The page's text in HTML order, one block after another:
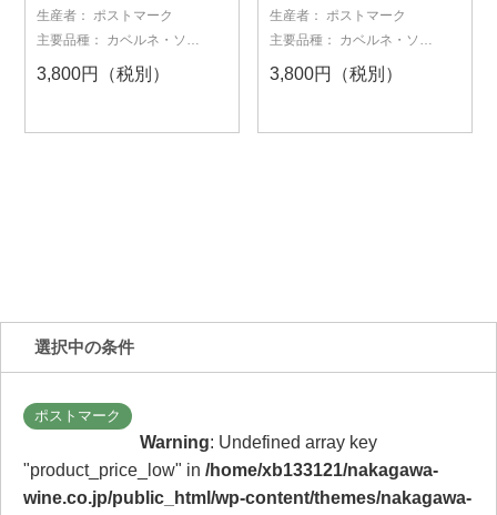
選択中の条件
ポストマーク
Warning: Undefined array key
"product_price_low" in /home/xb133121/nakagawa-
wine.co.jp/public_html/wp-content/themes/nakagawa-
生産者：ポストマーク
主要品種： カベルネ・ソー
3,800円（税別）
生産者：ポストマーク
主要品種： カベルネ・ソー
3,800円（税別）